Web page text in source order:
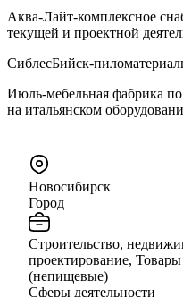
Аква-Лайт-комплексное
текущей и проектной
СиблесБийск-
Июль-мебельная фабрика
на итальянском
Новосибирск
Город
Строительство,
проектирование,
(непищевые)
Сферы деятельности